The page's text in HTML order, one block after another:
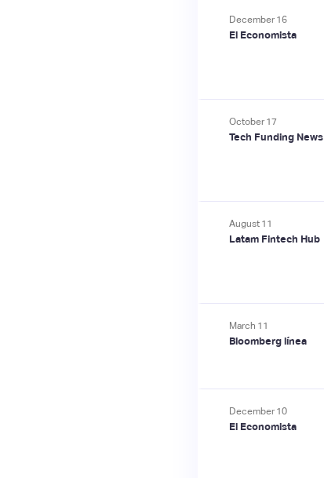
December 16
El Economista
October 17
Tech Funding News
August 11
Latam Fintech Hub
March 11
Bloomberg línea
December 10
El Economista